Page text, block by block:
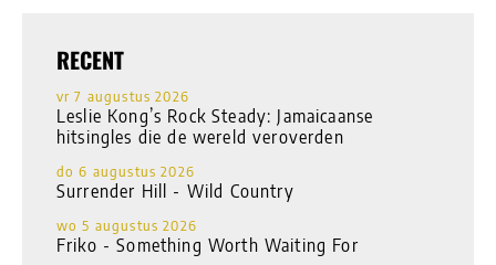
RECENT
vr 7 augustus 2026
Leslie Kong’s Rock Steady: Jamaicaanse
hitsingles die de wereld veroverden
do 6 augustus 2026
Surrender Hill - Wild Country
wo 5 augustus 2026
Friko - Something Worth Waiting For